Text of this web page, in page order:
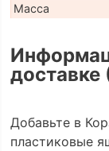
Масса
доставке
Добавьте в
пластиковые